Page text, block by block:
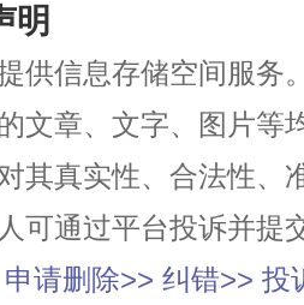
明
供信息存储空间服务
文章、文字、图片等
其真实性、合法性、
可通过平台投诉并提
申请删除>> 纠错>> 投